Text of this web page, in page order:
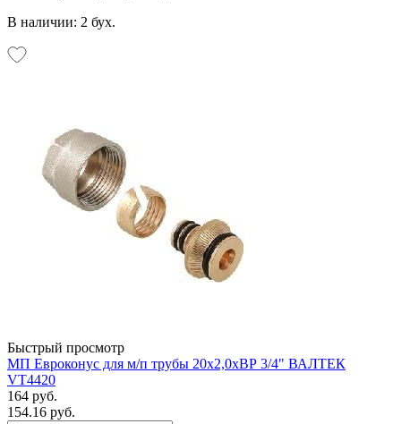
В наличии: 2 бух.
Быстрый просмотр
МП Евроконус для м/п трубы 20х2,0хВР 3/4" ВАЛТЕК
VT4420
164 руб.
154.16 руб.